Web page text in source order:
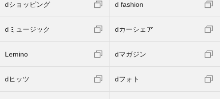
dショッピング d fashion
dミュージック dカーシェア
Lemino dマガジン
dヒッツ dフォト